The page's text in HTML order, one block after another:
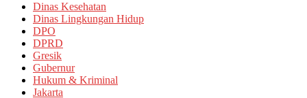
Dinas Kesehatan
Dinas Lingkungan Hidup
DPO
DPRD
Gresik
Gubernur
Hukum & Kriminal
Jakarta